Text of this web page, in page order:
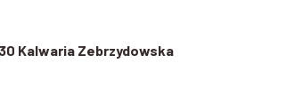
Kalwaria Zebrzydowska